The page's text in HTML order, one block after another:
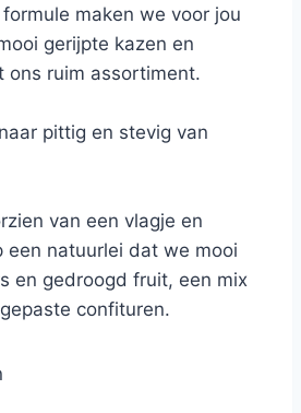
formule maken we voor jou
gerijpte kazen en
ons ruim assortiment.
pittig en stevig van
van een vlagje en
een natuurlei dat we mooi
en gedroogd fruit, een mix
confituren.